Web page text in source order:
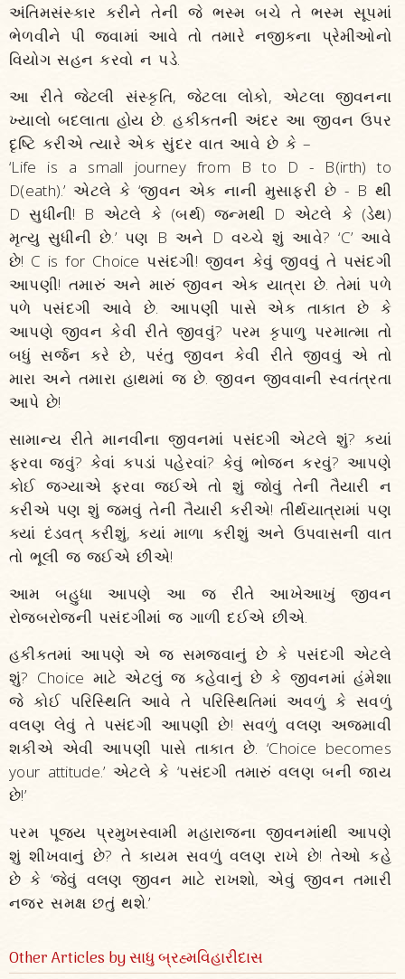
અંતિમસંસ્કાર કરીને તેની જે ભસ્મ બચે તે ભસ્મ સૂપમાં
ભેળવીને પી જવામાં આવે તો તમારે નજીકના પ્રેમીઓનો
વિયોગ સહન કરવો ન પડે.
આ રીતે જેટલી સંસ્કૃતિ, જેટલા લોકો, એટલા જીવનના
ખ્યાલો બદલાતા હોય છે. હકીકતની અંદર આ જીવન ઉપર
દૃષ્ટિ કરીએ ત્યારે એક સુંદર વાત આવે છે કે –
‘Life is a small journey from B to D - B(irth) to
D(eath).’ એટલે કે ‘જીવન એક નાની મુસાફરી છે - B થી
D સુધીની! B એટલે કે (બર્થ) જન્મથી D એટલે કે (ડેથ)
મૃત્યુ સુધીની છે.’ પણ B અને D વચ્ચે શું આવે? ‘C’ આવે
છે! C is for Choice પસંદગી! જીવન કેવું જીવવું તે પસંદગી
આપણી! તમારું અને મારું જીવન એક યાત્રા છે. તેમાં પળે
પળે પસંદગી આવે છે. આપણી પાસે એક તાકાત છે કે
આપણે જીવન કેવી રીતે જીવવું? પરમ કૃપાળુ પરમાત્મા તો
બધું સર્જન કરે છે, પરંતુ જીવન કેવી રીતે જીવવું એ તો
મારા અને તમારા હાથમાં જ છે. જીવન જીવવાની સ્વતંત્રતા
આપે છે!
સામાન્ય રીતે માનવીના જીવનમાં પસંદગી એટલે શું? ક્યાં
ફરવા જવું? કેવાં કપડાં પહેરવાં? કેવું ભોજન કરવું? આપણે
કોઈ જગ્યાએ ફરવા જઈએ તો શું જોવું તેની તૈયારી ન
કરીએ પણ શું જમવું તેની તૈયારી કરીએ! તીર્થયાત્રામાં પણ
ક્યાં દંડવત્ કરીશું, ક્યાં માળા કરીશું અને ઉપવાસની વાત
તો ભૂલી જ જઈએ છીએ!
આમ બહુધા આપણે આ જ રીતે આખેઆખું જીવન
રોજબરોજની પસંદગીમાં જ ગાળી દઈએ છીએ.
હકીકતમાં આપણે એ જ સમજવાનું છે કે પસંદગી એટલે
શું? Choice માટે એટલું જ કહેવાનું છે કે જીવનમાં હંમેશા
જે કોઈ પરિસ્થિતિ આવે તે પરિસ્થિતિમાં અવળું કે સવળું
વલણ લેવું તે પસંદગી આપણી છે! સવળું વલણ અજમાવી
શકીએ એવી આપણી પાસે તાકાત છે. ‘Choice becomes
your attitude.’ એટલે કે ‘પસંદગી તમારું વલણ બની જાય
છે!’
પરમ પૂજ્ય પ્રમુખસ્વામી મહારાજના જીવનમાંથી આપણે
શું શીખવાનું છે? તે કાયમ સવળું વલણ રાખે છે! તેઓ કહે
છે કે ‘જેવું વલણ જીવન માટે રાખશો, એવું જીવન તમારી
નજર સમક્ષ છતું થશે.’
Other Articles by સાધુ બ્રહ્મવિહારીદાસ